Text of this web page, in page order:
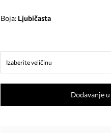
Boja: ljubičasta
Izaberite veličinu
Dodavanje